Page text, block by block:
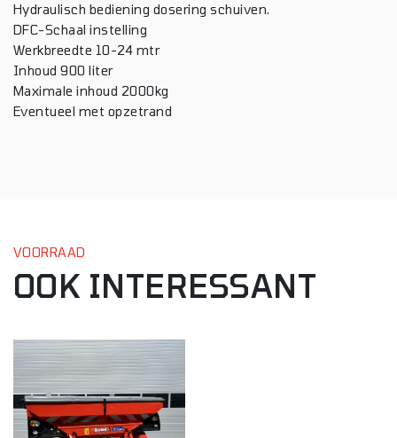
Hydraulisch bediening dosering schuiven.
DFC-Schaal instelling
Werkbreedte 10-24 mtr
Inhoud 900 liter
Maximale inhoud 2000kg
Eventueel met opzetrand
VOORRAAD
OOK INTERESSANT